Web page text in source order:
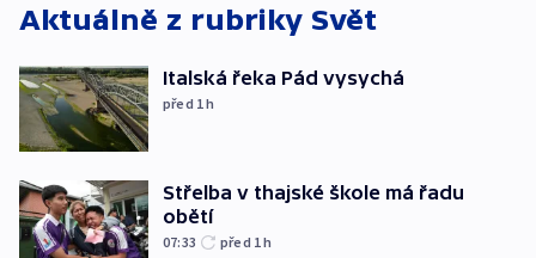
Aktuálně z rubriky Svět
Italská řeka Pád vysychá
před 1h
Střelba v thajské škole má řadu
obětí
07:33 před 1h